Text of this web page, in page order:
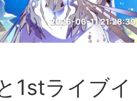
2026-06-11 21:28:39
1stライブイ